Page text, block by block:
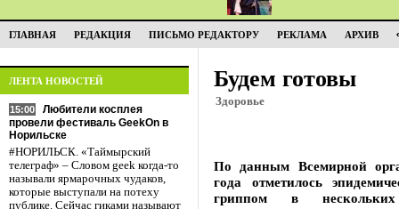
ГЛАВНАЯ РЕДАКЦИЯ ПИСЬМО РЕДАКТОРУ РЕКЛАМА АРХИВ
ЛЕНТА НОВОСТЕЙ
15:00
Любители косплея
провели фестиваль GeekOn в
Норильске
#НОРИЛЬСК. «Таймырский
телеграф» – Словом geek когда-то
называли ярмарочных чудаков,
которые выступали на потеху
публике. Сейчас гиками называют
Будем готовы
Здоровье
По данным Всемирной
года отметилось
гриппом в